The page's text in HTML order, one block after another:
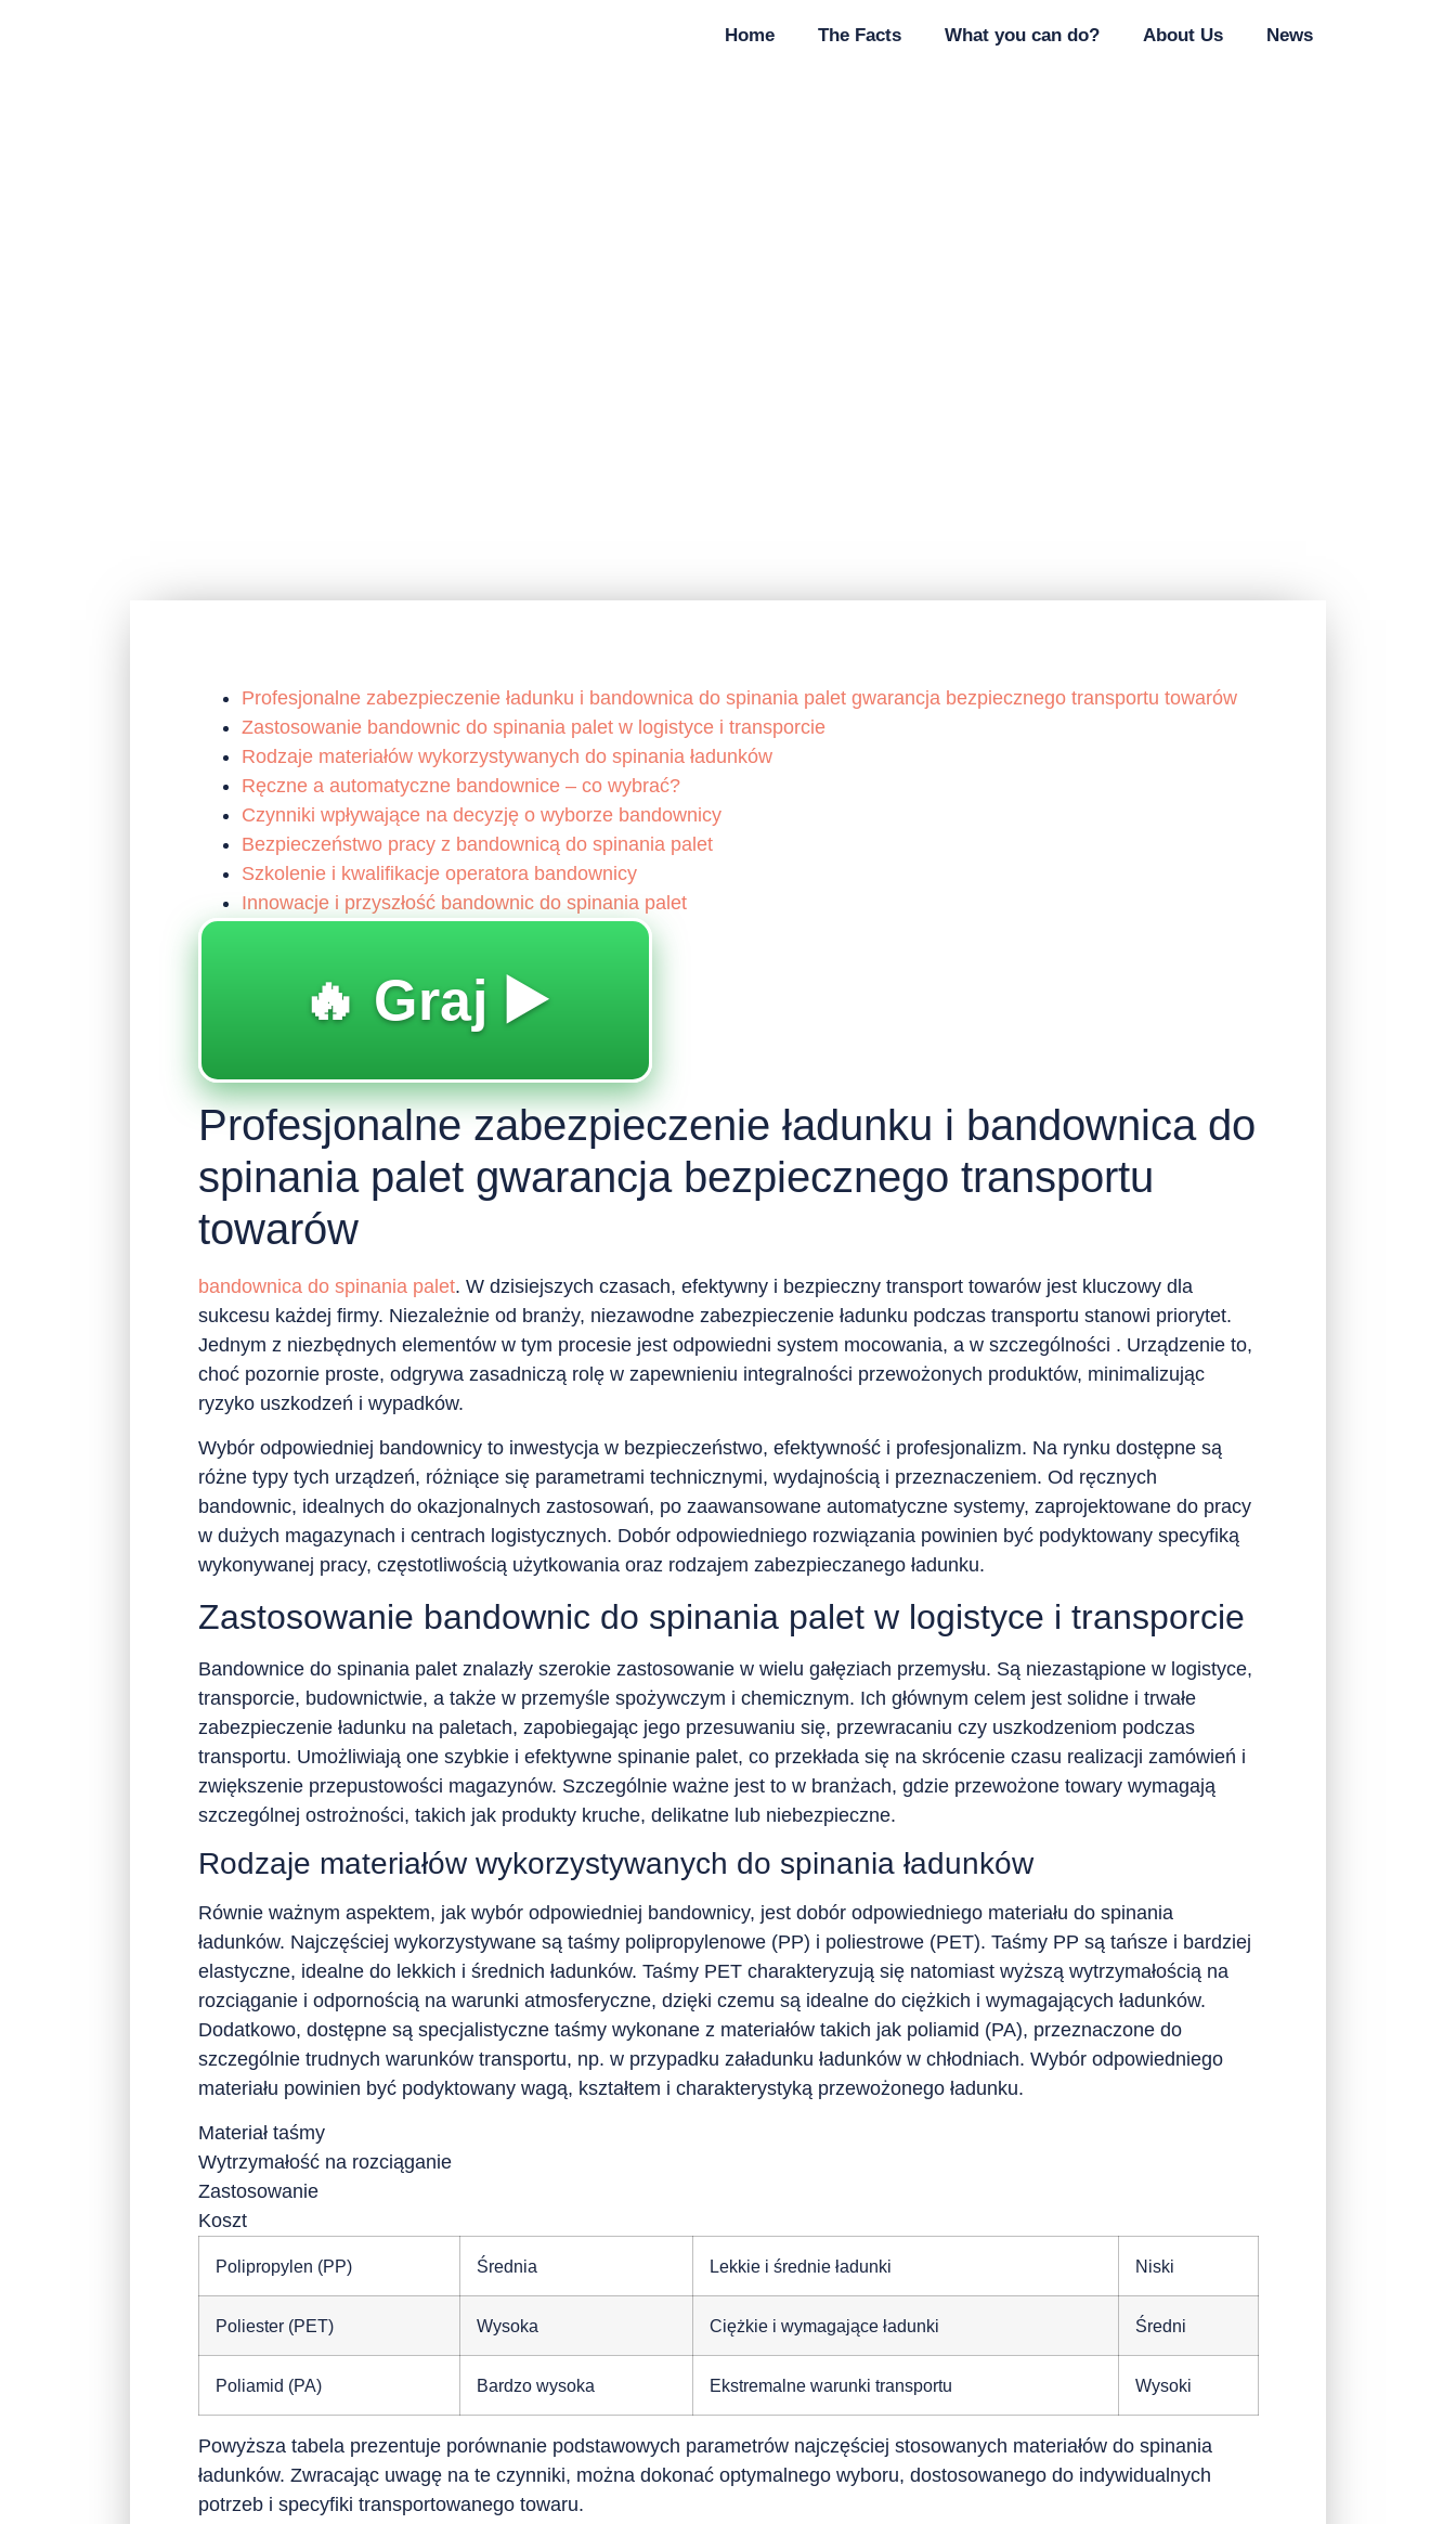
Home The Facts What you can do? About Us News
Profesjonalne zabezpieczenie ładunku i bandownica do spinania palet gwarancja bezpiecznego transportu towarów
Zastosowanie bandownic do spinania palet w logistyce i transporcie
Rodzaje materiałów wykorzystywanych do spinania ładunków
Ręczne a automatyczne bandownice – co wybrać?
Czynniki wpływające na decyzję o wyborze bandownicy
Bezpieczeństwo pracy z bandownicą do spinania palet
Szkolenie i kwalifikacje operatora bandownicy
Innowacje i przyszłość bandownic do spinania palet
🔥 Graj ▶️
Profesjonalne zabezpieczenie ładunku i bandownica do
spinania palet gwarancja bezpiecznego transportu
towarów
bandownica do spinania palet. W dzisiejszych czasach, efektywny i bezpieczny transport towarów jest kluczowy dla
sukcesu każdej firmy. Niezależnie od branży, niezawodne zabezpieczenie ładunku podczas transportu stanowi priorytet.
Jednym z niezbędnych elementów w tym procesie jest odpowiedni system mocowania, a w szczególności . Urządzenie to,
choć pozornie proste, odgrywa zasadniczą rolę w zapewnieniu integralności przewożonych produktów, minimalizując
ryzyko uszkodzeń i wypadków.
Wybór odpowiedniej bandownicy to inwestycja w bezpieczeństwo, efektywność i profesjonalizm. Na rynku dostępne są
różne typy tych urządzeń, różniące się parametrami technicznymi, wydajnością i przeznaczeniem. Od ręcznych
bandownic, idealnych do okazjonalnych zastosowań, po zaawansowane automatyczne systemy, zaprojektowane do pracy
w dużych magazynach i centrach logistycznych. Dobór odpowiedniego rozwiązania powinien być podyktowany specyfiką
wykonywanej pracy, częstotliwością użytkowania oraz rodzajem zabezpieczanego ładunku.
Zastosowanie bandownic do spinania palet w logistyce i transporcie
Bandownice do spinania palet znalazły szerokie zastosowanie w wielu gałęziach przemysłu. Są niezastąpione w logistyce,
transporcie, budownictwie, a także w przemyśle spożywczym i chemicznym. Ich głównym celem jest solidne i trwałe
zabezpieczenie ładunku na paletach, zapobiegając jego przesuwaniu się, przewracaniu czy uszkodzeniom podczas
transportu. Umożliwiają one szybkie i efektywne spinanie palet, co przekłada się na skrócenie czasu realizacji zamówień i
zwiększenie przepustowości magazynów. Szczególnie ważne jest to w branżach, gdzie przewożone towary wymagają
szczególnej ostrożności, takich jak produkty kruche, delikatne lub niebezpieczne.
Rodzaje materiałów wykorzystywanych do spinania ładunków
Równie ważnym aspektem, jak wybór odpowiedniej bandownicy, jest dobór odpowiedniego materiału do spinania
ładunków. Najczęściej wykorzystywane są taśmy polipropylenowe (PP) i poliestrowe (PET). Taśmy PP są tańsze i bardziej
elastyczne, idealne do lekkich i średnich ładunków. Taśmy PET charakteryzują się natomiast wyższą wytrzymałością na
rozciąganie i odpornością na warunki atmosferyczne, dzięki czemu są idealne do ciężkich i wymagających ładunków.
Dodatkowo, dostępne są specjalistyczne taśmy wykonane z materiałów takich jak poliamid (PA), przeznaczone do
szczególnie trudnych warunków transportu, np. w przypadku załadunku ładunków w chłodniach. Wybór odpowiedniego
materiału powinien być podyktowany wagą, kształtem i charakterystyką przewożonego ładunku.
Materiał taśmy
Wytrzymałość na rozciąganie
Zastosowanie
Koszt
Polipropylen (PP) Średnia Lekkie i średnie ładunki Niski
Poliester (PET) Wysoka Ciężkie i wymagające ładunki Średni
Poliamid (PA) Bardzo wysoka Ekstremalne warunki transportu Wysoki
Powyższa tabela prezentuje porównanie podstawowych parametrów najczęściej stosowanych materiałów do spinania
ładunków. Zwracając uwagę na te czynniki, można dokonać optymalnego wyboru, dostosowanego do indywidualnych
potrzeb i specyfiki transportowanego towaru.